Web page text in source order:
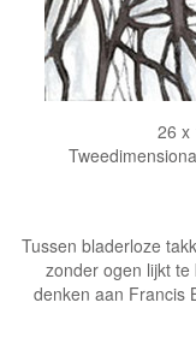
26 x
Tussen bladerloze
zonder ogen lijkt
denken aan Francis